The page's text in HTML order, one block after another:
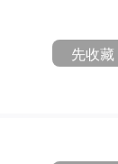
先收藏